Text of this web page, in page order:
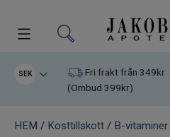
Kampanjer
SEK
Fri frakt från 349kr
(Ombud 399kr)
HEM / Kosttillskott / B-vitaminer